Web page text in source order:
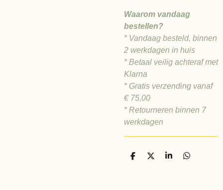
Waarom vandaag
bestellen?
* Vandaag besteld, binnen
2 werkdagen in huis
* Betaal veilig achteraf met
Klarna
* Gratis verzending vanaf
€ 75,00
* Retourneren binnen 7
werkdagen
D
D
S
D